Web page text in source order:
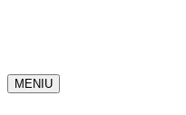
MENIU